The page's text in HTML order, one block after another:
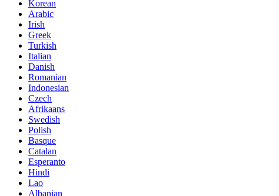
Korean
Arabic
Irish
Greek
Turkish
Italian
Danish
Romanian
Indonesian
Czech
Afrikaans
Swedish
Polish
Basque
Catalan
Esperanto
Hindi
Lao
Albanian